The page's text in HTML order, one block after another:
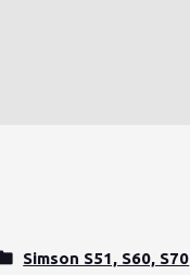
Simson S51, S60, S70